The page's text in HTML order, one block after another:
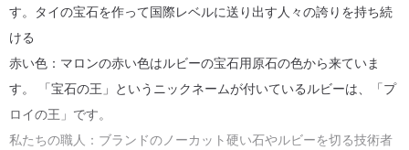
す。タイの宝石を作って国際レベルに送り出す人々の誇りを持ち続
ける
赤い色：マロンの赤い色はルビーの宝石用原石の色から来ていま
す。 「宝石の王」というニックネームが付いているルビーは、「プ
ロイの王」です。
私たちの職人：ブランドのノーカット硬い石やルビーを切る技術者